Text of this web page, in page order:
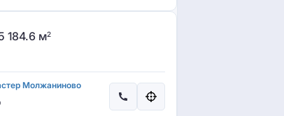
184.6 м2
Молжаниново